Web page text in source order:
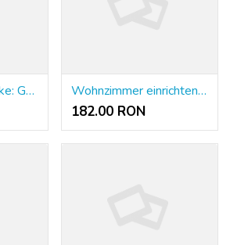
Die kleine Leseecke: Gemütlichkeit auf wenigen Quadratmetern Wohnzimmer einrichten: 9 Jahre Erfahrung in 48 Quadratmetern
182.00 RON